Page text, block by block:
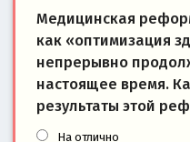
Медицинская
как «оптимизация
непрерывно
настоящее время.
результаты этой
На отлично